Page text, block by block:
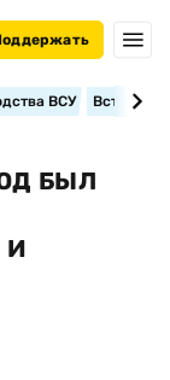
ВСУ
БЫЛ
И